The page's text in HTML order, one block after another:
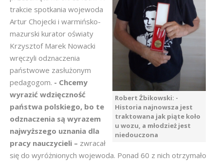
Robert Żbikowski: -
Historia najnowsza jest
traktowana jak piąte koło
u wozu, a młodzież jest
niedouczona
trakcie spotkania wojewoda
Artur Chojecki i warmińsko-
mazurski kurator oświaty
Krzysztof Marek Nowacki
wręczyli odznaczenia
państwowe zasłużonym
pedagogom. - Chcemy
wyrazić wdzięczność
państwa polskiego, bo te
odznaczenia są wyrazem
najwyższego uznania dla
pracy nauczycieli – zwracał
się do wyróżnionych wojewoda. Ponad 60 z nich otrzymało